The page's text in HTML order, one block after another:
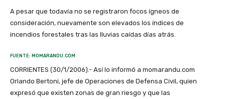
A pesar que todavía no se registraron focos ígneos de
consideración, nuevamente son elevados los índices de
incendios forestales tras las lluvias caídas días atrás.
FUENTE: MOMARANDU.COM
CORRIENTES (30/1/2006).- Así lo informó a momarandu.com
Orlando Bertoni, jefe de Operaciones de Defensa Civil, quien
expresó que existen zonas de gran riesgo y que las